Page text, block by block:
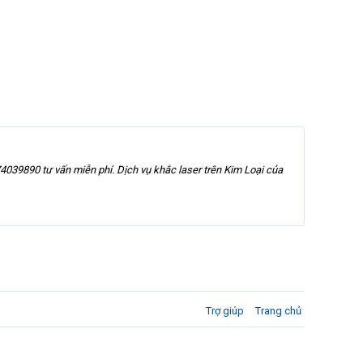
tư vấn miễn phí. Dịch vụ khắc laser trên Kim Loại của
Trợ giúp Trang chủ